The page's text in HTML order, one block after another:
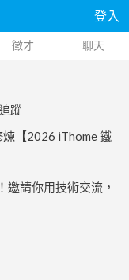
登入
徵才 聊天
蹤
【2026 iThome 鐵
請你用技術交流，